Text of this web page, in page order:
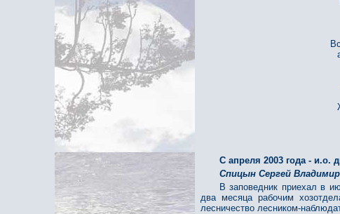
С апреля 2003 года - и.о.
Спицын Сергей
В заповедник приехал в
два месяца рабочим
лесничество лесником-